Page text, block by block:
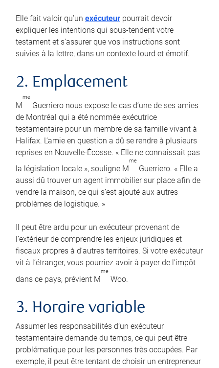
Elle fait valoir qu’un exécuteur pourrait devoir
expliquer les intentions qui sous-tendent votre
testament et s’assurer que vos instructions sont
suivies à la lettre, dans un contexte lourd et émotif.
2. Emplacement
M
me
Guerriero nous expose le cas d’une de ses amies
de Montréal qui a été nommée exécutrice
testamentaire pour un membre de sa famille vivant à
Halifax. L’amie en question a dû se rendre à plusieurs
reprises en Nouvelle-Écosse. « Elle ne connaissait pas
la législation locale », souligne M
me
Guerriero. « Elle a
aussi dû trouver un agent immobilier sur place afin de
vendre la maison, ce qui s’est ajouté aux autres
problèmes de logistique. »
Il peut être ardu pour un exécuteur provenant de
l’extérieur de comprendre les enjeux juridiques et
fiscaux propres à d’autres territoires. Si votre exécuteur
vit à l’étranger, vous pourriez avoir à payer de l’impôt
dans ce pays, prévient M
me
Woo.
3. Horaire variable
Assumer les responsabilités d’un exécuteur
testamentaire demande du temps, ce qui peut être
problématique pour les personnes très occupées. Par
exemple, il peut être tentant de choisir un entrepreneur